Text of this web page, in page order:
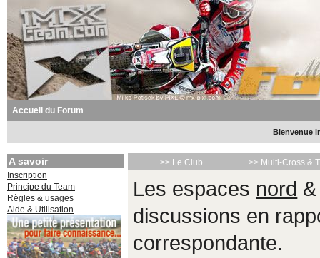
Accueil du Forum
Bienvenue
A savoir
Inscription
Principe du Team
Règles & usages
Aide & Utilisation
>> Le Club >> Multi-Cross &
Les espaces nord
discussions en
correspondante.